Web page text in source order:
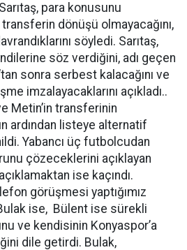
para konusunu
dönüşü olmayacağını,
söyledi. Sarıtaş,
söz verdiğini, adı geçen
sonra serbest kalacağını ve
imzalayacaklarını açıkladı..
Metin’in transferinin
ardından listeye alternatif
Yabancı üç futbolcudan
çözeceklerini açıklayan
ise kaçındı.
görüşmesi yaptığımız
ise, Bülent ise sürekli
ve kendisinin Konyaspor’a
dile getirdi. Bulak,